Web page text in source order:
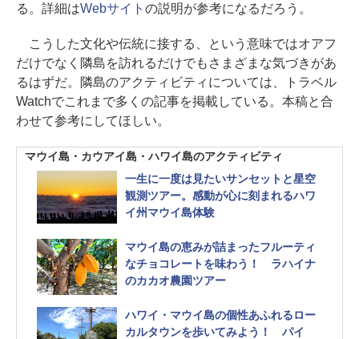
る。詳細はWebサイト の説明が参考になるだろう。
こうした文化や伝統に接する、という意味ではオアフ
だけでなく隣島を訪れるだけでもさまざまな気づきがあ
るはずだ。隣島のアクティビティについては、トラベル
Watchでこれまで多くの記事を掲載している。本稿と合
わせて参考にしてほしい。
マウイ島・カウアイ島・ハワイ島のアクティビティ
一生に一度は見たいサンセットと星空
観測ツアー。感動が心に刻まれるハワ
イ州マウイ島体験
マウイ島の恵みが詰まったフルーティ
なチョコレートを味わう！ ラハイナ
のカカオ農園ツアー
ハワイ・マウイ島の個性あふれるロー
カルタウンを歩いてみよう！ パイ